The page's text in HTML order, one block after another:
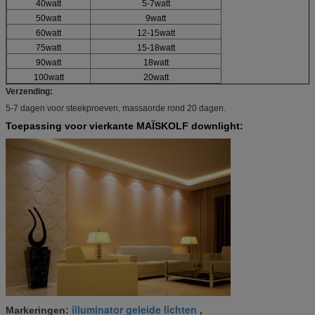
40watt
5-7watt
50watt
9watt
60watt
12-15watt
75watt
15-18watt
90watt
18watt
100watt
20watt
Verzending:
5-7 dagen voor steekproeven, massaorde rond 20 dagen.
Toepassing voor vierkante MAÏSKOLF downlight:
Markeringen: illuminator geleide lichten ,